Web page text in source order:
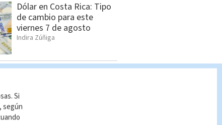
Dólar en Costa Rica: Tipo
de cambio para este
viernes 7 de agosto
Indira Zúñiga
Pronóstico del tiempo
el clima HOY 7 de agosto
Indira Zúñiga
Si
según